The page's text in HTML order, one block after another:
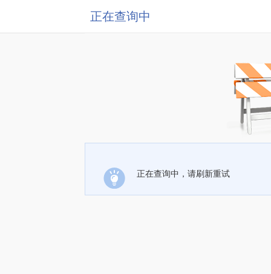
正在查询中
正在查询中，请刷新重试